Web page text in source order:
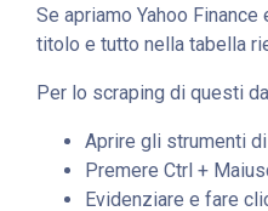
Se apriamo Yahoo
titolo e tutto nella tabella
Per lo scraping di questi
Aprire gli strumenti
Premere Ctrl +
Evidenziare e fare